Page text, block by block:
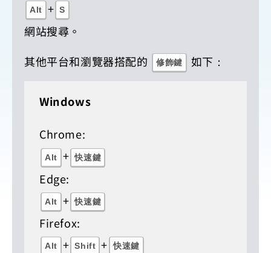
Alt + S
網站搜尋。
其他平台和瀏覽器搭配的
修飾鍵 如下：
Windows
Chrome:
Alt + 快速鍵
Edge:
Alt + 快速鍵
Firefox:
Alt + Shift + 快速鍵